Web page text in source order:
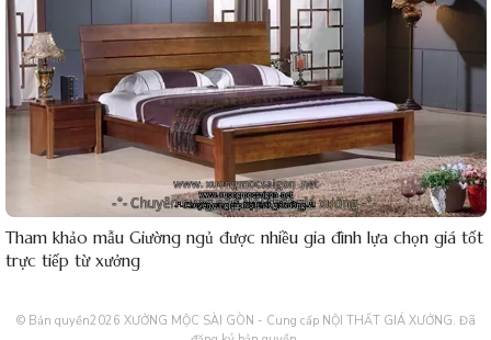
Tham khảo mẫu Giường ngủ được nhiều gia đình lựa chọn giá tốt
trực tiếp từ xưởng
© Bản quyền2026 XƯỞNG MỘC SÀI GÒN - Cung cấp NỘI THẤT GIÁ XƯỞNG. Đã